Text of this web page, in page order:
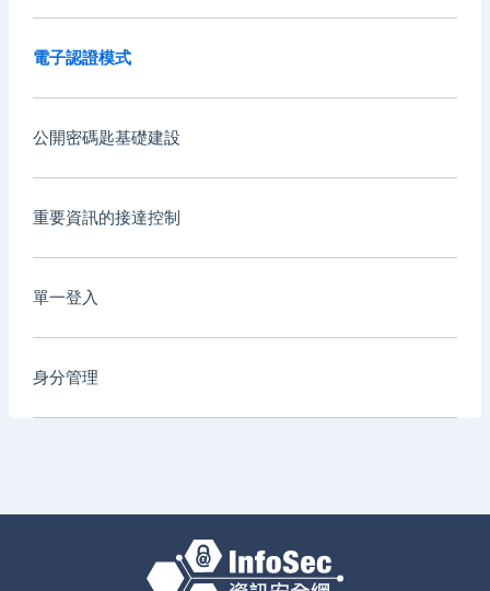
電子認證模式
公開密碼匙基礎建設
重要資訊的接達控制
單一登入
身分管理